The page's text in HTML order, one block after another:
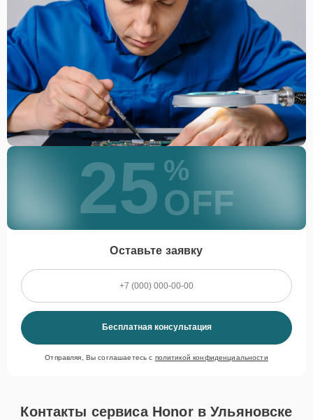
25 %
OFF
Оставьте заявку
Бесплатная консультация
Отправляя, Вы соглашаетесь с политикой конфиденциальности
Контакты сервиса Honor в Ульяновске